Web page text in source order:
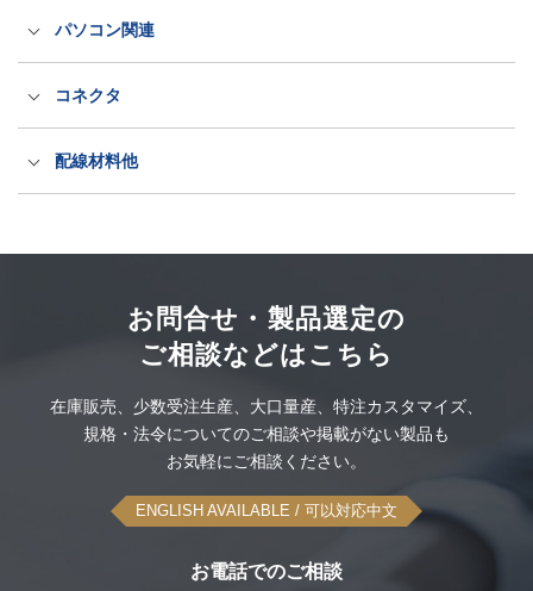
充電器
LED電源・防水アダプター
国内用電源ケーブル（ACコード）
抜け防止電源ケーブル（ロック式）
このカテゴリーをすべて表示
パソコン関連
産業規格タッチパネルPC
UPS無停電電源装置
可搬型蓄電システム
このカテゴリーをすべて表示
コネクタ
出力プラグ・コネクタ
このカテゴリーをすべて表示
配線材料他
感染対策品
このカテゴリーをすべて表示
お問合せ・製品選定の
ご相談などはこちら
在庫販売、 少数受注生産、 大口量産、 特注カスタマイズ、
規格・法令についてのご相談や掲載がない製品も
お気軽にご相談ください。
ENGLISH AVAILABLE / 可以対応中文
お電話でのご相談